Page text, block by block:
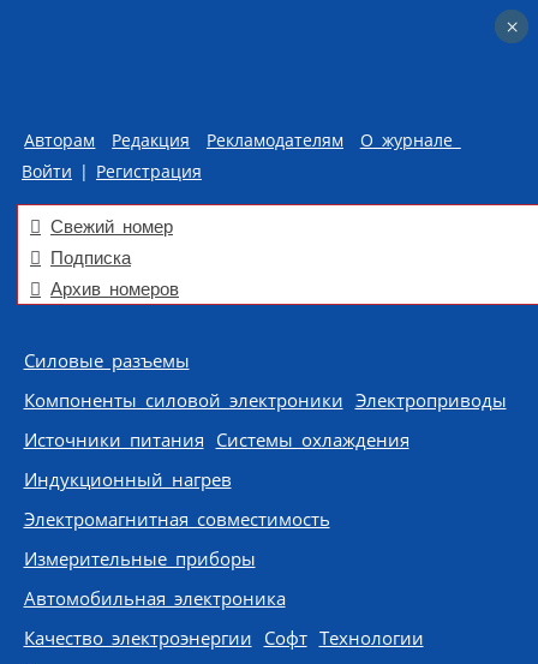
Авторам Редакция Рекламодателям
О журнале
Войти | Регистрация
Свежий номер
Подписка
Архив номеров
Skip to content
Силовые разъемы
Компоненты силовой электроники Электроприводы
Источники питания Системы охлаждения
Индукционный нагрев
Электромагнитная совместимость
Измерительные приборы
Автомобильная электроника
Качество электроэнергии Софт Технологии
×
×